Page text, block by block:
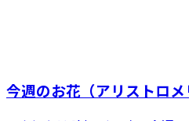
今週のお花（アリストロ